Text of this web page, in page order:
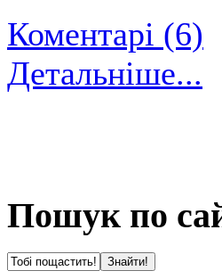
Коментарі (6)
Детальніше...
Пошук по